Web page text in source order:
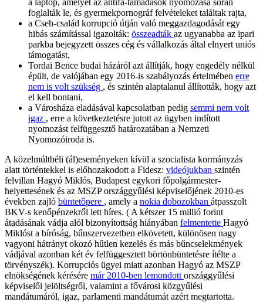
foglalták le, és gyermekpornográf felvételeket találtak rajta,
a Cseh-család korrupció útján való meggazdagodását egy
hibás számítással igazolták: összeadták az ugyanabba az ipari
parkba bejegyzett összes cég és vállalkozás által elnyert uniós
támogatást,
Tordai Bence budai házáról azt állítják, hogy engedély nélkül
épült, de valójában egy 2016-is szabályozás értelmében erre
nem is volt szükség , és szintén alaptalanul állították, hogy azt
el kell bontani,
a Városháza eladásával kapcsolatban pedig semmi nem volt
igaz , erre a következtetésre jutott az ügyben indított
nyomozást felfüggesztő határozatában a Nemzeti
Nyomozóiroda is.
A közelmúltbéli (ál)eseményeken kívül a szocialista kormányzás
alatt történtekkel is előhozakodott a Fidesz: videójukban szintén
felvillan Hagyó Miklós, Budapest egykori főpolgármester-
helyettesének és az MSZP országgyűlési képviselőjének 2010-es
években zajló büntetőpere , amely a nokia dobozokban átpasszolt
BKV-s kenőpénzekről lett híres. ( A kétszer 15 millió forint
átadásának vádja alól bizonyítottság hiányában felmentette Hagyó
Miklóst a bíróság, bűnszervezetben elkövetett, különösen nagy
vagyoni hátrányt okozó hűtlen kezelés és más bűncselekmények
vádjával azonban két év felfüggesztett börtönbüntetésre ítélte a
törvényszék). Korrupciós ügyei miatt azonban Hagyó az MSZP
elnökségének kérésére már 2010-ben lemondott országgyűlési
képviselői jelöltségről, valamint a fővárosi közgyűlési
mandátumáról, igaz, parlamenti mandátumát azért megtartotta.